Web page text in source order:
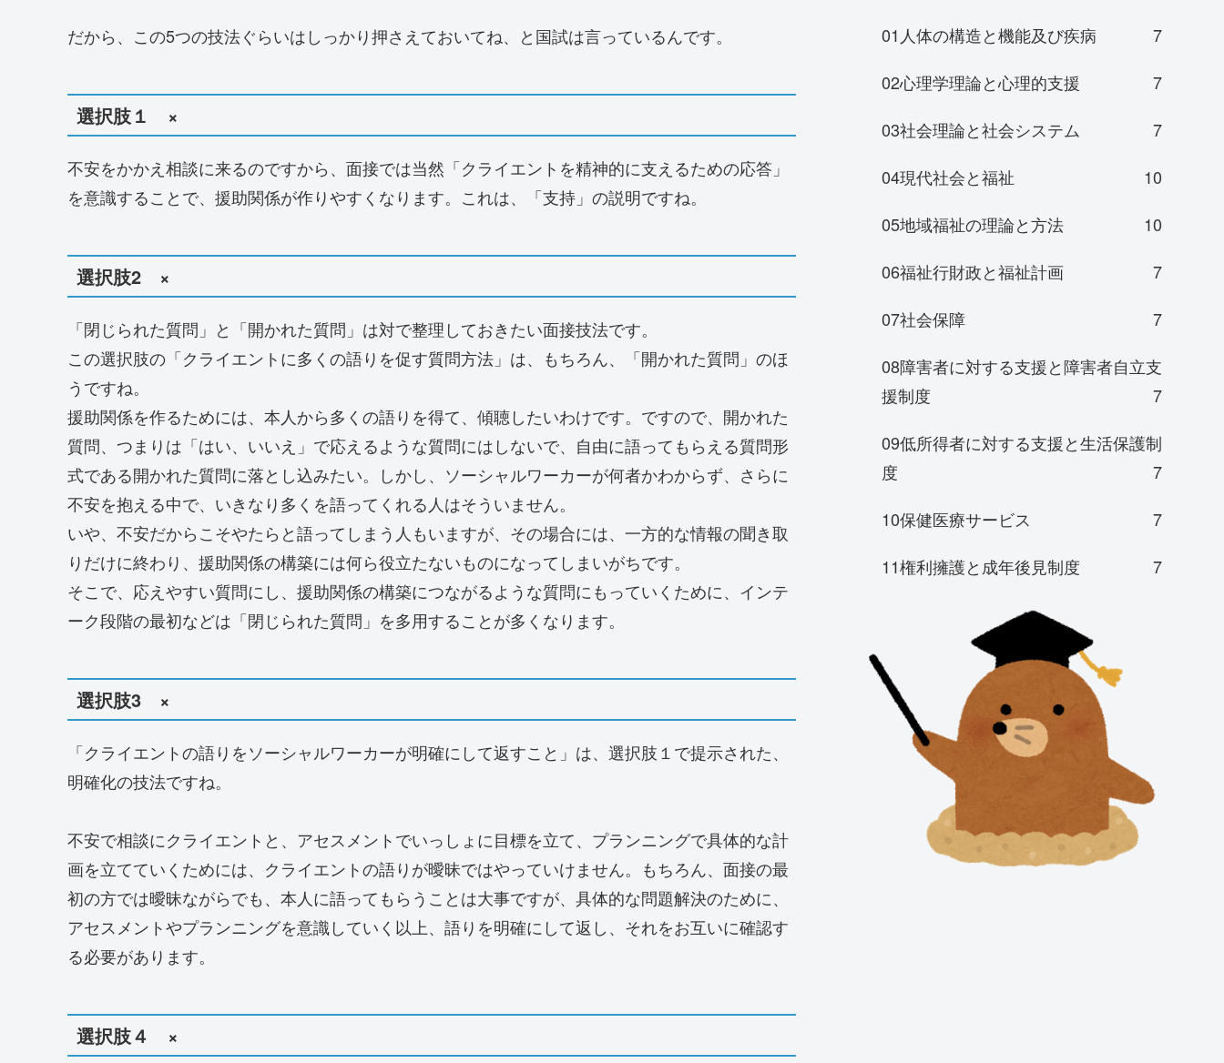
だから、この5つの技法ぐらいはしっかり押さえておいてね、と国試は言っているんです。
選択肢１ ×
不安をかかえ相談に来るのですから、面接では当然「クライエントを精神的に支えるための応答」
を意識することで、援助関係が作りやすくなります。これは、「支持」の説明ですね。
選択肢2 ×
「閉じられた質問」と「開かれた質問」は対で整理しておきたい面接技法です。
この選択肢の「クライエントに多くの語りを促す質問方法」は、もちろん、「開かれた質問」のほ
うですね。
援助関係を作るためには、本人から多くの語りを得て、傾聴したいわけです。ですので、開かれた
質問、つまりは「はい、いいえ」で応えるような質問にはしないで、自由に語ってもらえる質問形
式である開かれた質問に落とし込みたい。しかし、ソーシャルワーカーが何者かわからず、さらに
不安を抱える中で、いきなり多くを語ってくれる人はそういません。
いや、不安だからこそやたらと語ってしまう人もいますが、その場合には、一方的な情報の聞き取
りだけに終わり、援助関係の構築には何ら役立たないものになってしまいがちです。
そこで、応えやすい質問にし、援助関係の構築につながるような質問にもっていくために、インテ
ーク段階の最初などは「閉じられた質問」を多用することが多くなります。
選択肢3 ×
「クライエントの語りをソーシャルワーカーが明確にして返すこと」は、選択肢１で提示された、
明確化の技法ですね。
不安で相談にクライエントと、アセスメントでいっしょに目標を立て、プランニングで具体的な計
画を立てていくためには、クライエントの語りが曖昧ではやっていけません。もちろん、面接の最
初の方では曖昧ながらでも、本人に語ってもらうことは大事ですが、具体的な問題解決のために、
アセスメントやプランニングを意識していく以上、語りを明確にして返し、それをお互いに確認す
る必要があります。
選択肢４ ×
01人体の構造と機能及び疾病
7
02心理学理論と心理的支援
7
03社会理論と社会システム
7
04現代社会と福祉
10
05地域福祉の理論と方法
10
06福祉行財政と福祉計画
7
07社会保障
7
08障害者に対する支援と障害者自立支
援制度
7
09低所得者に対する支援と生活保護制
度
7
10保健医療サービス
7
11権利擁護と成年後見制度
7